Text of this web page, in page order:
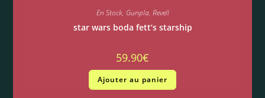
En Stock, Gunpla, Revell
star wars boda fett’s starship
59.90€
Ajouter au panier